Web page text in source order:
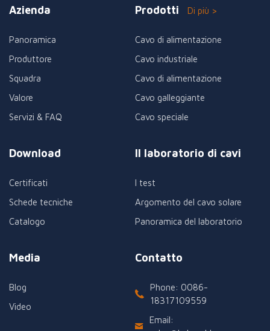
Azienda
Panoramica
Produttore
Squadra
Valore
Servizi & FAQ
Prodotti Di più >
Cavo di alimentazione
Cavo industriale
Cavo di alimentazione
Cavo galleggiante
Cavo speciale
Download
Certificati
Schede tecniche
Catalogo
Il laboratorio di cavi
I test
Argomento del cavo solare
Panoramica del laboratorio
Media
Blog
Video
Contatto
Phone: 0086-
18317109559
Email: